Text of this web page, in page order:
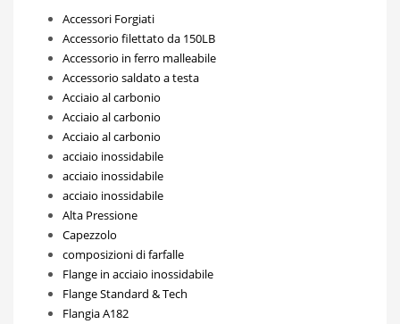
Accessori Forgiati
Accessorio filettato da 150LB
Accessorio in ferro malleabile
Accessorio saldato a testa
Acciaio al carbonio
Acciaio al carbonio
Acciaio al carbonio
acciaio inossidabile
acciaio inossidabile
acciaio inossidabile
Alta Pressione
Capezzolo
composizioni di farfalle
Flange in acciaio inossidabile
Flange Standard & Tech
Flangia A182